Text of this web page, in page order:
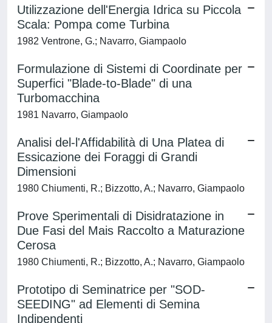
Utilizzazione dell'Energia Idrica su Piccola
Scala: Pompa come Turbina
1982 Ventrone, G.; Navarro, Giampaolo
Formulazione di Sistemi di Coordinate per
Superfici "Blade-to-Blade" di una
Turbomacchina
1981 Navarro, Giampaolo
Analisi del-l'Affidabilità di Una Platea di
Essicazione dei Foraggi di Grandi
Dimensioni
1980 Chiumenti, R.; Bizzotto, A.; Navarro, Giampaolo
Prove Sperimentali di Disidratazione in
Due Fasi del Mais Raccolto a Maturazione
Cerosa
1980 Chiumenti, R.; Bizzotto, A.; Navarro, Giampaolo
Prototipo di Seminatrice per "SOD-
SEEDING" ad Elementi di Semina
Indipendenti